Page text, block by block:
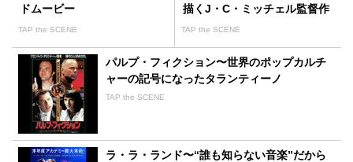
ドムービー
TAP the SCENE
描くJ・C・ミッチェル監督作
TAP the SCENE
パルプ・フィクション〜世界のポップカルチ
ャーの記号になったタランティーノ
TAP the SCENE
ラ・ラ・ランド〜“誰も知らない音楽”だから